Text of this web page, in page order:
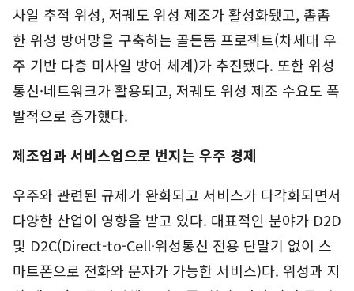
사일 추적 위성, 저궤도 위성 제조가 활성화됐고, 촘촘
한 위성 방어망을 구축하는 골든돔 프로젝트(차세대 우
주 기반 다층 미사일 방어 체계)가 추진됐다. 또한 위성
통신·네트워크가 활용되고, 저궤도 위성 제조 수요도 폭
발적으로 증가했다.
제조업과 서비스업으로 번지는 우주 경제
우주와 관련된 규제가 완화되고 서비스가 다각화되면서
다양한 산업이 영향을 받고 있다. 대표적인 분야가 D2D
및 D2C(Direct-to-Cell·위성통신 전용 단말기 없이 스
마트폰으로 전화와 문자가 가능한 서비스)다. 위성과 지